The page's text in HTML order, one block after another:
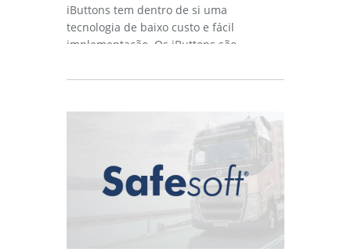
iButtons tem dentro de si uma
tecnologia de baixo custo e fácil
implementação. Os iButtons são